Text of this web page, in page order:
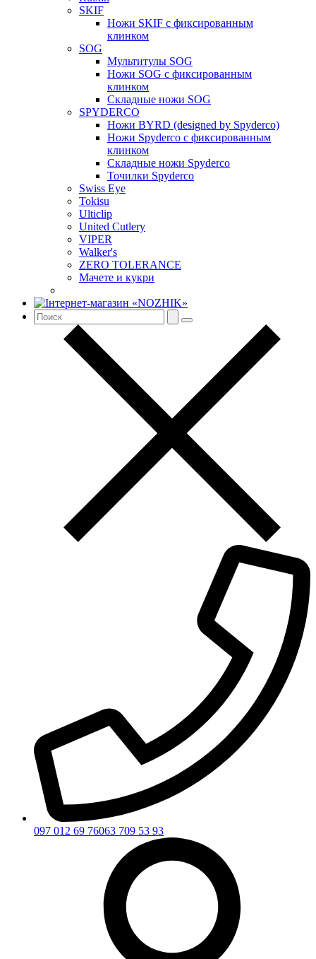
SKIF
Ножи SKIF с фиксированным
клинком
SOG
Мультитулы SOG
Ножи SOG с фиксированным
клинком
Складные ножи SOG
SPYDERCO
Ножи BYRD (designed by Spyderco)
Ножи Spyderco c фиксированным
клинком
Складные ножи Spyderco
Точилки Spyderco
Swiss Eye
Tokisu
Ulticlip
United Cutlery
VIPER
Walker's
ZERO TOLERANCE
Мачете и кукри
097 012 69 76063 709 53 93